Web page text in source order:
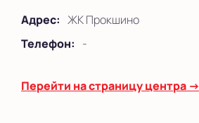
Адрес: ЖК Прокшино
Телефон: -
Перейти на страницу центра →